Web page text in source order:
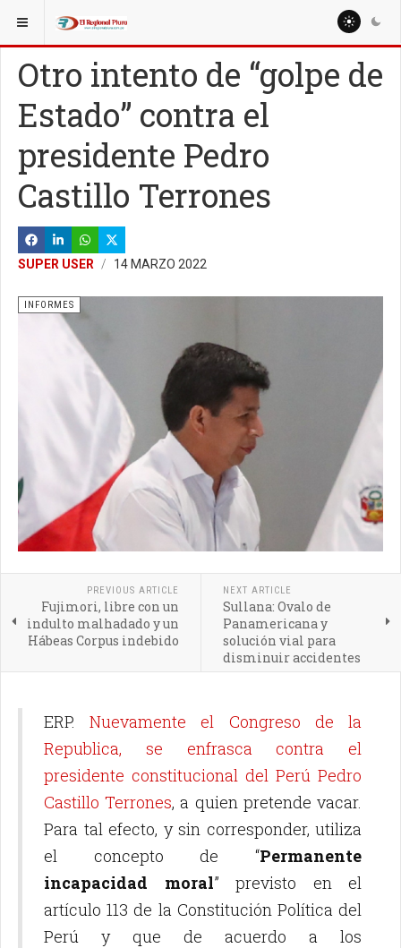
ESTÁ AQUÍ:
Otro intento de “golpe de
Estado” contra el
presidente Pedro
Castillo Terrones
SUPER USER 14 MARZO 2022
INFORMES
PREVIOUS ARTICLE
Fujimori, libre con un
indulto malhadado y un
Hábeas Corpus indebido
NEXT ARTICLE
Sullana: Ovalo de
Panamericana y
solución vial para
disminuir accidentes
ERP.Nuevamente el Congreso de la
Republica, se enfrasca contra el
presidente constitucional del Perú Pedro
Castillo Terrones, a quien pretende vacar.
Para tal efecto, y sin corresponder, utiliza
el concepto de “Permanente
incapacidad moral” previsto en el
artículo 113 de la Constitución Política del
Perú y que de acuerdo a los